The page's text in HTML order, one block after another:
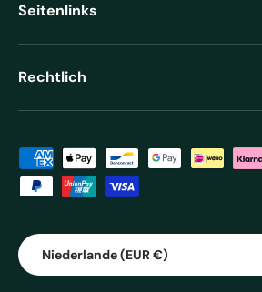
Seitenlinks
Rechtlich
Zahlungsmethoden
Land/Region
Niederlande (EUR €)